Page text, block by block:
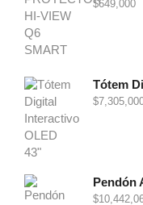
$649,000
Tótem
$
$